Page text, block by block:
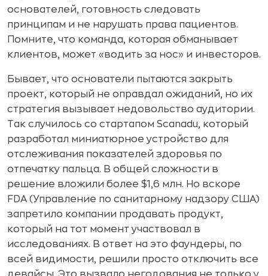
основателей, готовность следовать
принципам и не нарушать права пациентов.
Помните, что команда, которая обманывает
клиентов, может «водить за нос» и инвесторов.
Бывает, что основатели пытаются закрыть
проект, который не оправдал ожиданий, но их
стратегия вызывает недовольство аудитории.
Так случилось со стартапом Scanadu, который
разработал миниатюрное устройство для
отслеживания показателей здоровья по
отпечатку пальца. В общей сложности в
решение вложили более $1,6 млн. Но вскоре
FDA (Управление по санитарному надзору США)
запретило компании продавать продукт,
который на тот момент участвовал в
исследованиях. В ответ на это фаундеры, по
всей видимости, решили просто отключить все